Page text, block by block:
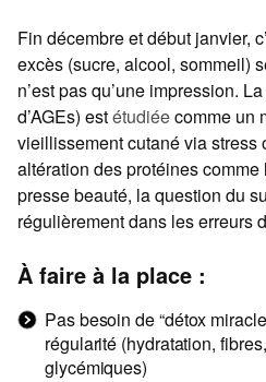
Fin décembre et début janvier,
excès (sucre, alcool, sommeil)
n’est pas qu’une impression.
d’AGEs) estétudiéecomme un
vieillissement cutané via stress
altération des protéines
presse beauté, la question du
régulièrement dans les erreurs
À faire à la place :
Pas besoin de “détox
régularité (hydratation,
glycémiques)